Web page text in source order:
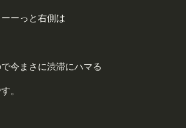
ーっと右側は
今まさに渋滞にハマる
。